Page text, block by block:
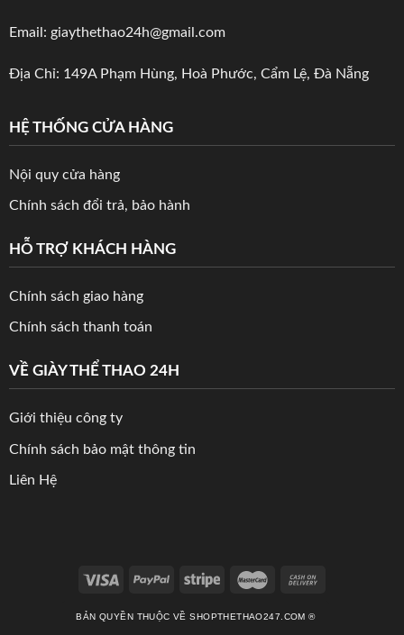
Email: giaythethao24h@gmail.com
Địa Chỉ: 149A Phạm Hùng, Hoà Phước, Cẩm Lệ, Đà Nẵng
HỆ THỐNG CỬA HÀNG
Nội quy cửa hàng
Chính sách đổi trả, bảo hành
HỖ TRỢ KHÁCH HÀNG
Chính sách giao hàng
Chính sách thanh toán
VỀ GIÀY THỂ THAO 24H
Giới thiệu công ty
Chính sách bảo mật thông tin
Liên Hệ
BẢN QUYỀN THUỘC VỀ SHOPTHETHAO247.COM ®️